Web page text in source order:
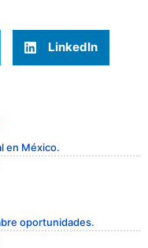
LinkedIn
en México.
oportunidades.